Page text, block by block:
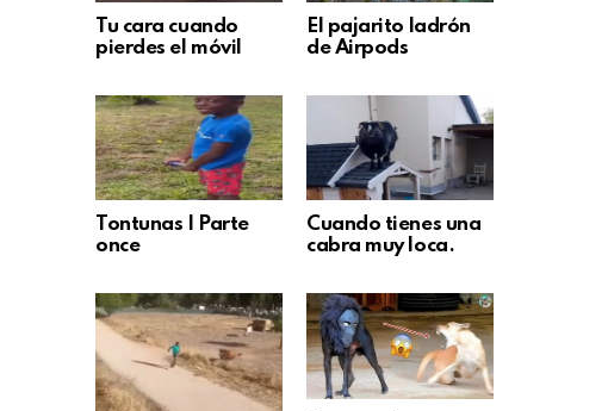
Tu cara cuando
pierdes el móvil
El pajarito ladrón
de Airpods
Tontunas | Parte
once
Cuando tienes una
cabra muy loca.